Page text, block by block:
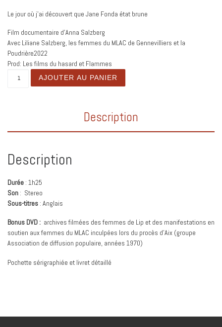
Le jour où j’ai découvert que Jane Fonda état brune
Film documentaire d’Anna Salzberg
Avec Liliane Salzberg, les femmes du MLAC de Gennevilliers et la
Poudrière2022
Prod: Les films du hasard et Flammes
AJOUTER AU PANIER
Description
Description
Durée : 1h25
Son : Stereo
Sous-titres : Anglais
Bonus DVD : archives filmées des femmes de Lip et des manifestations en
soutien aux femmes du MLAC inculpées lors du procès d’Aix (groupe
Association de diffusion populaire, années 1970)
Pochette sérigraphiée et livret détaillé